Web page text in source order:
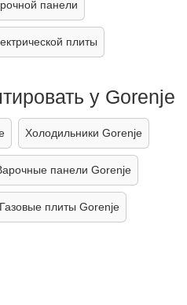
панели
плиты
у Gorenje
Холодильники Gorenje
панели Gorenje
Газовые плиты Gorenje